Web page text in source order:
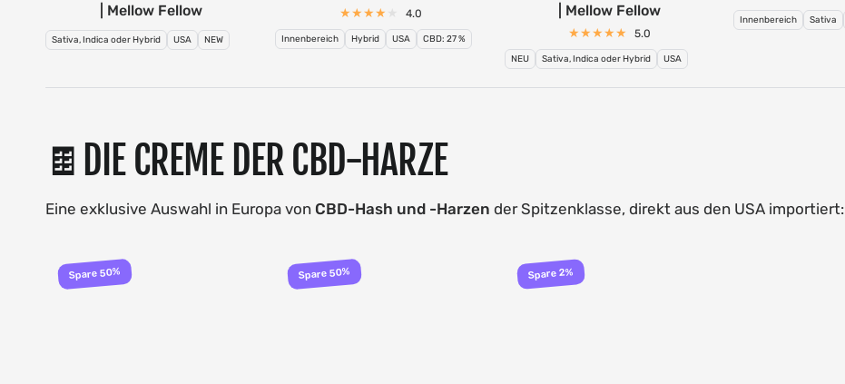
| Mellow Fellow
Sativa, Indica oder Hybrid USA NEW
4.0
Innenbereich Hybrid USA CBD: 27 %
| Mellow Fellow
5.0
NEU Sativa, Indica oder Hybrid USA
Innenbereich Sativa
🍫DIE CREME DER CBD-HARZE
Eine exklusive Auswahl in Europa von CBD-Hash und -Harzen der Spitzenklasse, direkt aus den USA importiert:
Spare 50% Spare 50% Spare 2%